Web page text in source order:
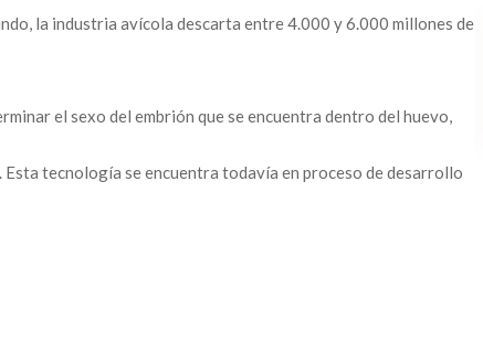
la industria avícola descarta entre 4.000 y 6.000 millones de
el sexo del embrión que se encuentra dentro del huevo,
Esta tecnología se encuentra todavía en proceso de desarrollo